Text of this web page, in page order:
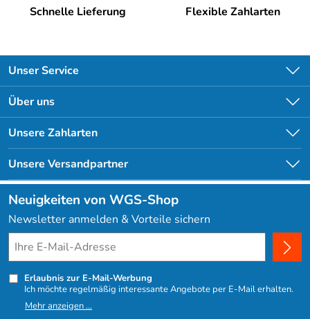
Schnelle Lieferung Flexible Zahlarten
Unser Service
Kontakt
Newsletter
Lieferbedingungen
Kundenlogin
Über uns
Unsere Bestseller
Angebote
Unsere Zahlarten
Unsere Versandpartner
Neuigkeiten von WGS-Shop
Newsletter anmelden & Vorteile sichern
Erlaubnis zur E-Mail-Werbung
Ich möchte regelmäßig interessante Angebote per E-Mail erhalten.
Meine E-Mail-Adresse wird nicht an andere Unternehmen
weitergegeben. Zu statistischen Zwecken wird in anonymer Form
Mehr anzeigen ...